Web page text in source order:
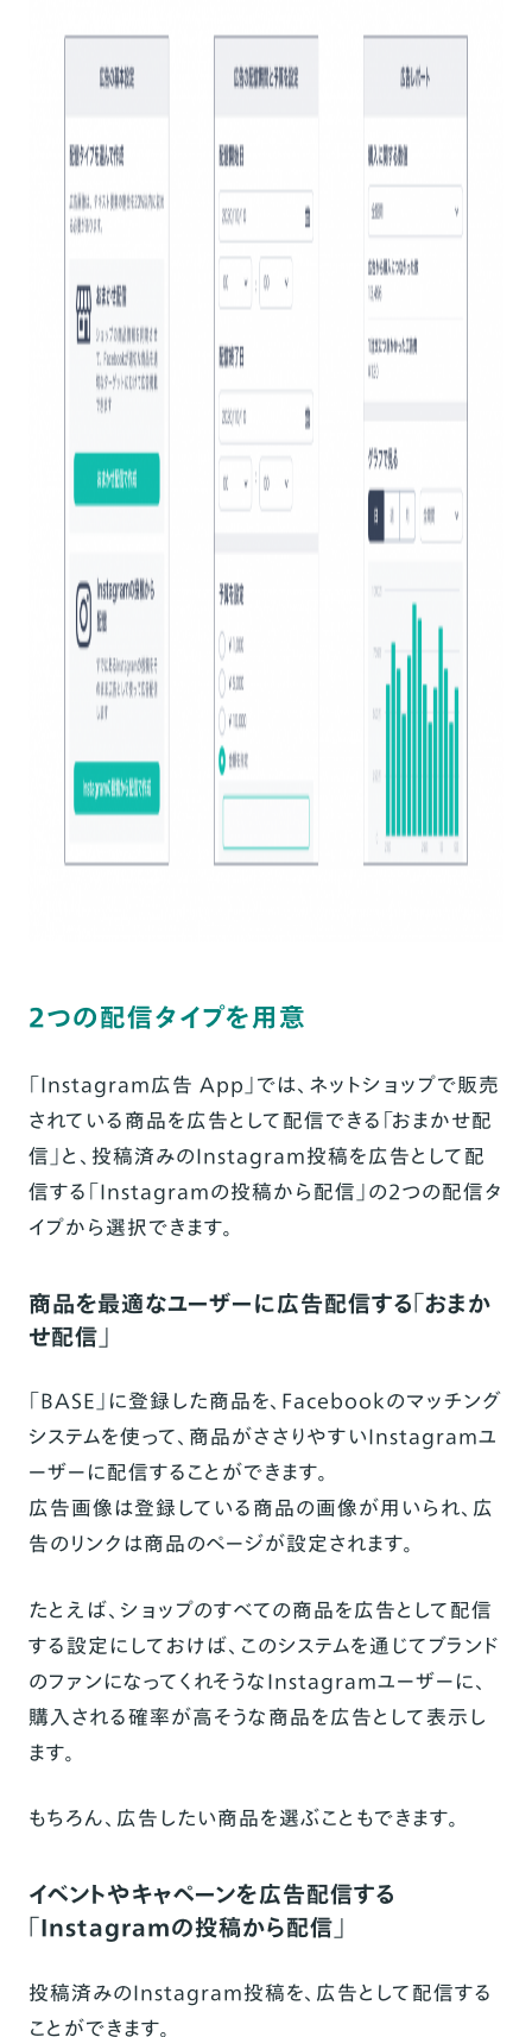
2つの配信タイプを用意
「Instagram広告 App」では、ネットショップで販売
されている商品を広告として配信できる「おまかせ配
信」と、投稿済みのInstagram投稿を広告として配
信する「Instagramの投稿から配信」の2つの配信タ
イプから選択できます。
商品を最適なユーザーに広告配信する「おまか
せ配信」
「BASE」に登録した商品を、Facebookのマッチング
システムを使って、商品がささりやすいInstagramユ
ーザーに配信することができます。
広告画像は登録している商品の画像が用いられ、広
告のリンクは商品のページが設定されます。
たとえば、ショップのすべての商品を広告として配信
する設定にしておけば、このシステムを通じてブランド
のファンになってくれそうなInstagramユーザーに、
購入される確率が高そうな商品を広告として表示し
ます。
もちろん、広告したい商品を選ぶこともできます。
イベントやキャペーンを広告配信する
「Instagramの投稿から配信」
投稿済みのInstagram投稿を、広告として配信する
ことができます。